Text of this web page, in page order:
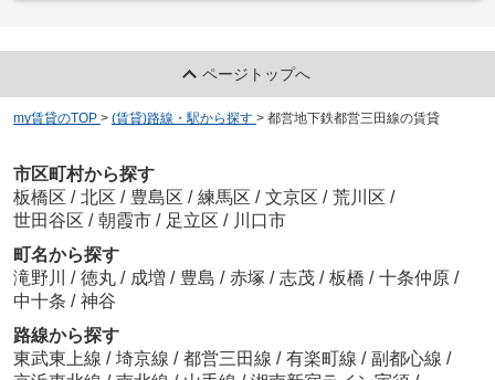
ページトップへ
my賃貸のTOP > (賃貸)路線・駅から探す > 都営地下鉄都営三田線の賃貸
市区町村から探す
板橋区 / 北区 / 豊島区 / 練馬区 / 文京区 / 荒川区 /
世田谷区 / 朝霞市 / 足立区 / 川口市
町名から探す
滝野川 / 徳丸 / 成増 / 豊島 / 赤塚 / 志茂 / 板橋 / 十条仲原 /
中十条 / 神谷
路線から探す
東武東上線 / 埼京線 / 都営三田線 / 有楽町線 / 副都心線 /